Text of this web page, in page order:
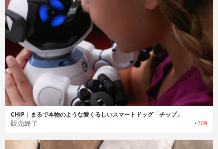
CHiP｜まるで本物のような愛くるしいスマートドッグ「チップ」
販売終了 +209